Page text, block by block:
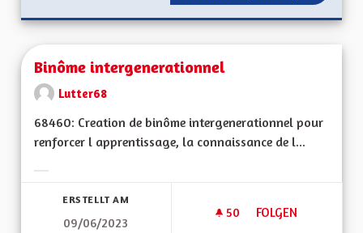
Binôme intergenerationnel
Lutter68
68460: Creation de binôme intergenerationnel pour
renforcer l apprentissage, la connaissance de l...
ERSTELLT AM
09/06/2023
50 50 FOLLOWER
FOLGEN
BINÔME